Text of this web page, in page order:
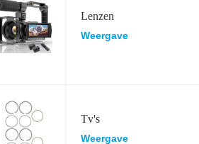
Lenzen
Weergave
Tv's
Weergave